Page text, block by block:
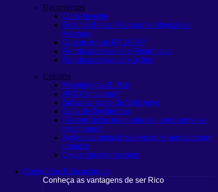
Recorrentes
Onde Investir
Rico na Bolsa | Panorama Mensal do
Mercado
Quanto rende R$ 1000?
Renda passiva com Fiisem alta
Renda passiva com ações
Estudos
Metodologia Buffett
ARCA funciona?
Bolsa vs. corte da Selicnovo
Guia de Dividendos
Fiis em ciclos de queda de juros: como se
posicionar?
Ações da bolsa brasileira que nunca deram
prejuízo
O que são memecoins
Conteúdos Educacionais
Conheça as vantagens de ser Rico